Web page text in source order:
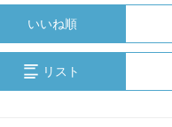
いいね順
リスト